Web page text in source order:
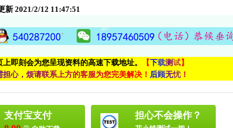
新 2021/2/12 11:47:51
即刻会为您呈现资料的高速下载地址。 【下载测试】
担心， 烦请联系上方的客服为您完美解决 ！ 后顾无忧！
支付宝支付
担心不会操作？